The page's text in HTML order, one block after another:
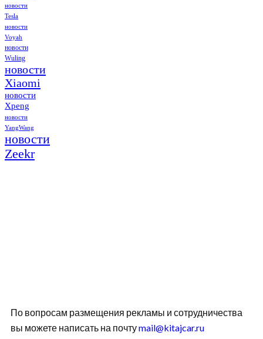
новости
Tesla
новости
Voyah
новости
Wuling
новости
Xiaomi
новости
Xpeng
новости
YangWang
новости
Zeekr
По вопросам размещения рекламы и сотрудничества
вы можете написать на почтуmail@kitajcar.ru